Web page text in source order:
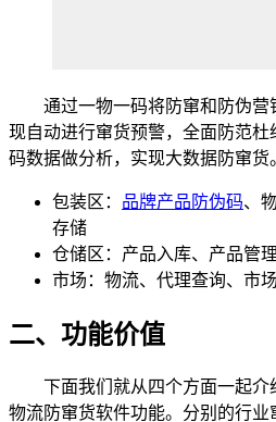
通过一物一码将防窜和防伪营
现自动进行窜货预警，全面防范
码数据做分析，实现大数据防窜货
包装区： 品牌产品防伪码、
存储
仓储区：产品入库、产品管
市场：物流、代理查询、市
二、功能价值
下面我们就从四个方面一起介
物流防窜货软件功能。分别的行